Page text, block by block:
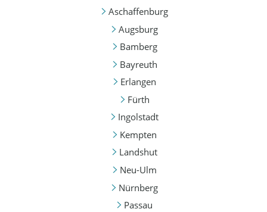
Aschaffenburg
Augsburg
Bamberg
Bayreuth
Erlangen
Fürth
Ingolstadt
Kempten
Landshut
Neu-Ulm
Nürnberg
Passau